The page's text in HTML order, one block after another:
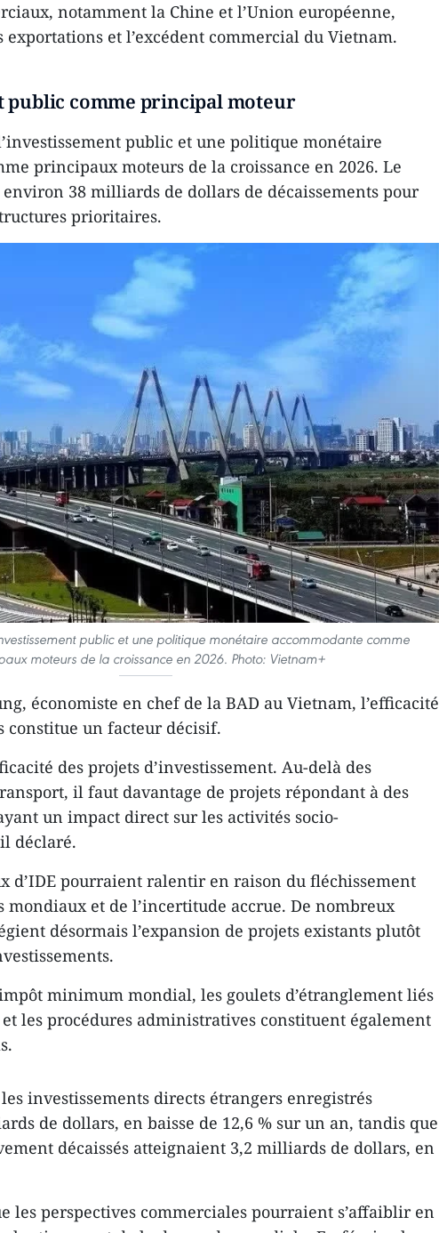
notamment la Chine et l’Union européenne,
et l’excédent commercial du Vietnam.
public comme principal moteur
public et une politique monétaire
principaux moteurs de la croissance en 2026. Le
38 milliards de dollars de décaissements pour
prioritaires.
public et une politique monétaire accommodante comme
moteurs de la croissance en 2026. Photo: Vietnam+
économiste en chef de la BAD au Vietnam, l’efficacité
constitue un facteur décisif.
des projets d’investissement. Au-delà des
il faut davantage de projets répondant à des
un impact direct sur les activités socio-
déclaré.
d’IDE pourraient ralentir en raison du fléchissement
mondiaux et de l’incertitude accrue. De nombreux
désormais l’expansion de projets existants plutôt
minimum mondial, les goulets d’étranglement liés
les procédures administratives constituent également
investissements directs étrangers enregistrés
de dollars, en baisse de 12,6 % sur un an, tandis que
décaissés atteignaient 3,2 milliards de dollars, en
les perspectives commerciales pourraient s’affaiblir en